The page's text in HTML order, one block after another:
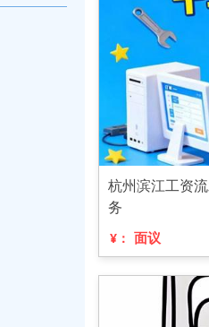
杭州滨江工资
务
¥： 面议